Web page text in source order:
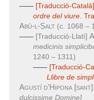
—— [Traducció-Català]
ordre del viure.
Abū-l-Ṣalt (c. 1068 –
—— [Traducció-Llatí]
medicinis
1240 – 1311)
—— [Traducció-
Llibre de
Agustí d'Hipona [sant]
dulcissime Domine]